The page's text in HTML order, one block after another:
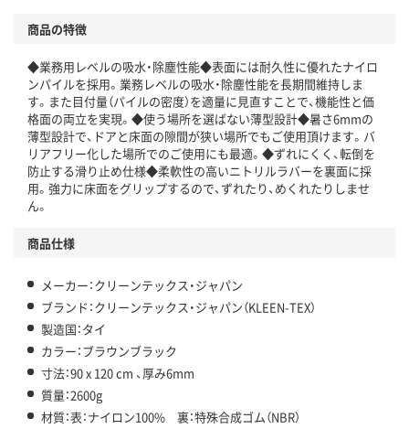
商品の特徴
◆業務用レベルの吸水・除塵性能◆表面には耐久性に優れたナイロ
ンパイルを採用。業務レベルの吸水・除塵性能を長期間維持しま
す。また目付量（パイルの密度）を適量に見直すことで、機能性と価
格面の両立を実現。◆使う場所を選ばない薄型設計◆暑さ6mmの
薄型設計で、ドアと床面の隙間が狭い場所でもご使用頂けます。バ
リアフリー化した場所でのご使用にも最適。◆ずれにくく、転倒を
防止する滑り止め仕様◆柔軟性の高いニトリルラバーを裏面に採
用。強力に床面をグリップするので、ずれたり、めくれたりしませ
ん。
商品仕様
メーカー：クリーンテックス・ジャパン
ブランド：クリーンテックス・ジャパン（KLEEN-TEX）
製造国：タイ
カラー：ブラウンブラック
寸法：90 x 120 cm 、厚み6mm
質量：2600g
材質：表：ナイロン100% 裏：特殊合成ゴム（NBR）